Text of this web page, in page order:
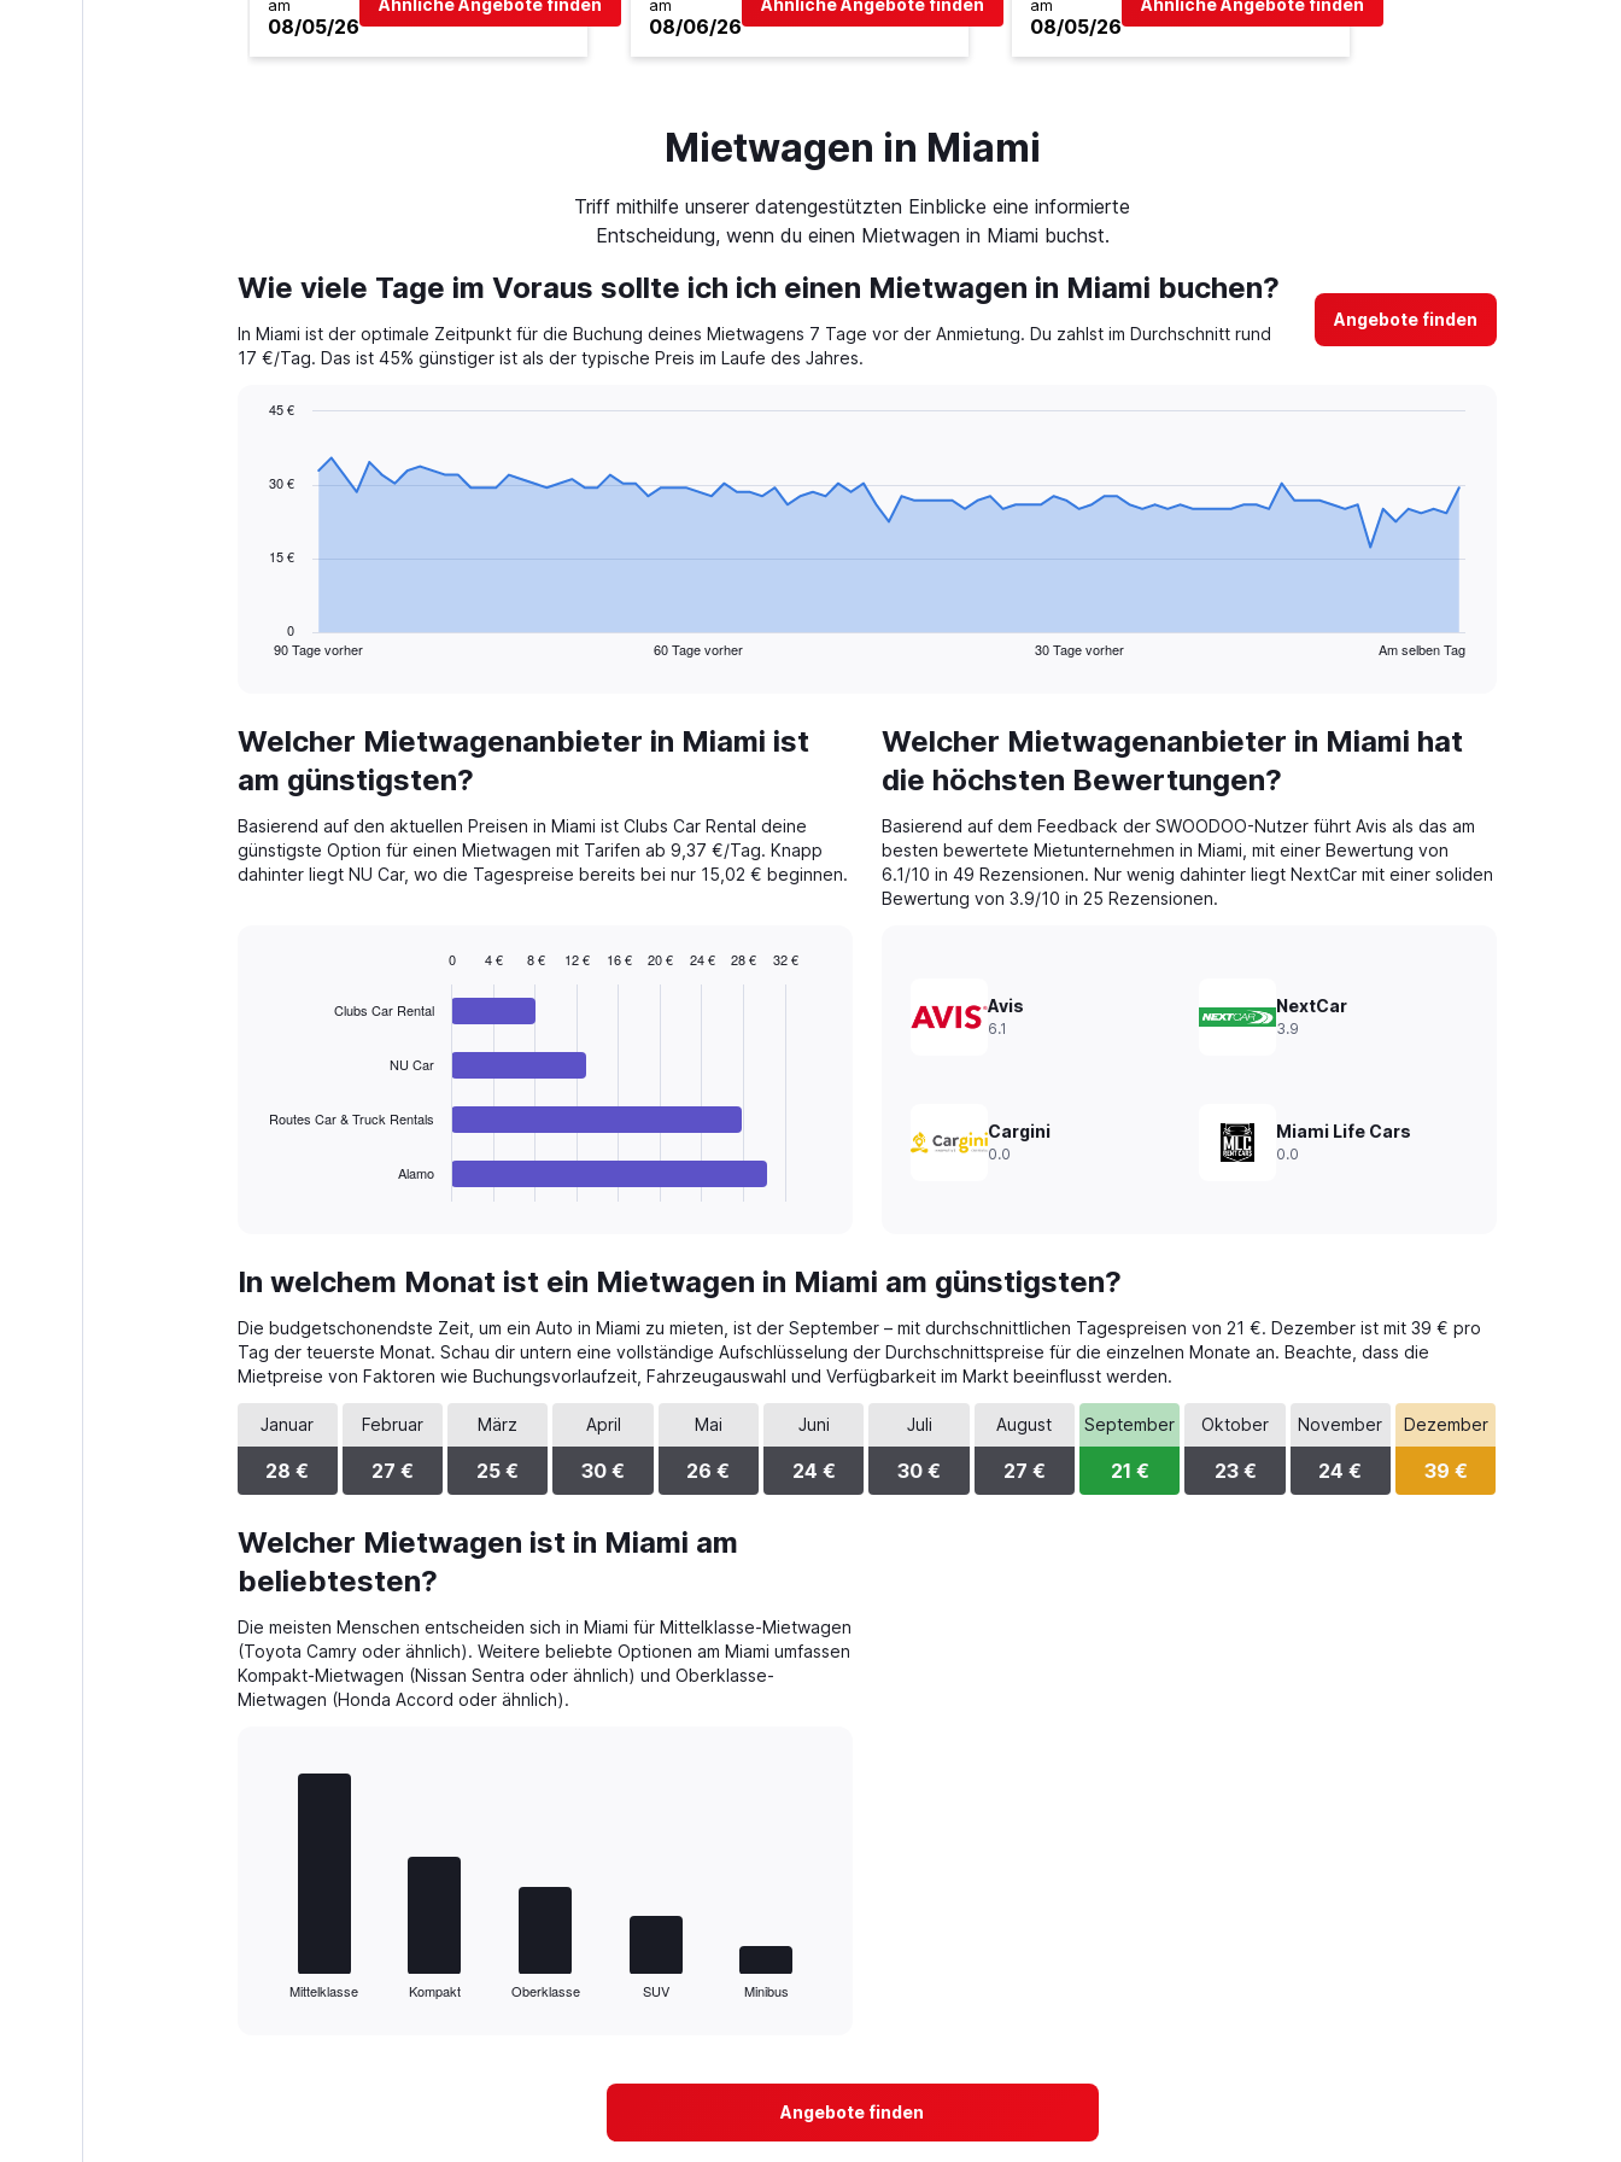
am
08/05/26
am
08/06/26
am
08/05/26
Mietwagen in Miami
Triff mithilfe unserer datengestützten Einblicke eine informierte
Entscheidung, wenn du einen Mietwagen in Miami buchst.
Wie viele Tage im Voraus sollte ich ich einen Mietwagen in Miami buchen?
In Miami ist der optimale Zeitpunkt für die Buchung deines Mietwagens 7 Tage vor der Anmietung. Du zahlst im Durchschnitt rund
17 €/Tag. Das ist 45% günstiger ist als der typische Preis im Laufe des Jahres.
Angebote finden
data
The
Range:
categories.
chart
has
1
90 Tage vorher 60 Tage vorher 30 Tage vorher Am selben Tag
0
15 €
30 €
45 €
End
Welcher Mietwagenanbieter in Miami ist
am günstigsten?
Basierend auf den aktuellen Preisen in Miami ist Clubs Car Rental deine
günstigste Option für einen Mietwagen mit Tarifen ab 9,37 €/Tag. Knapp
dahinter liegt NU Car, wo die Tagespreise bereits bei nur 15,02 € beginnen.
chart
Range:
categories.
The
chart
has
1
Y
axis
displaying
Range:
0
to
Clubs Car Rental
NU Car
Routes Car & Truck Rentals
Alamo
0 4 € 8 € 12 € 16 € 20 € 24 € 28 € 32 €
Welcher Mietwagenanbieter in Miami hat
die höchsten Bewertungen?
Basierend auf dem Feedback der SWOODOO-Nutzer führt Avis als das am
besten bewertete Mietunternehmen in Miami, mit einer Bewertung von
6.1/10 in 49 Rezensionen. Nur wenig dahinter liegt NextCar mit einer soliden
Bewertung von 3.9/10 in 25 Rezensionen.
Avis
6.1
NextCar
3.9
Cargini
0.0
Miami Life Cars
0.0
In welchem Monat ist ein Mietwagen in Miami am günstigsten?
Die budgetschonendste Zeit, um ein Auto in Miami zu mieten, ist der September – mit durchschnittlichen Tagespreisen von 21 €. Dezember ist mit 39 € pro
Tag der teuerste Monat. Schau dir untern eine vollständige Aufschlüsselung der Durchschnittspreise für die einzelnen Monate an. Beachte, dass die
Mietpreise von Faktoren wie Buchungsvorlaufzeit, Fahrzeugauswahl und Verfügbarkeit im Markt beeinflusst werden.
Januar
28 €
Februar
27 €
März
25 €
April
30 €
Mai
26 €
Juni
24 €
Juli
30 €
August
27 €
September
21 €
Oktober
23 €
November
24 €
Dezember
39 €
Welcher Mietwagen ist in Miami am
beliebtesten?
Die meisten Menschen entscheiden sich in Miami für Mittelklasse-Mietwagen
(Toyota Camry oder ähnlich). Weitere beliebte Optionen am Miami umfassen
Kompakt-Mietwagen (Nissan Sentra oder ähnlich) und Oberklasse-
Mietwagen (Honda Accord oder ähnlich).
Mittelklasse Kompakt Oberklasse SUV Minibus
Angebote finden